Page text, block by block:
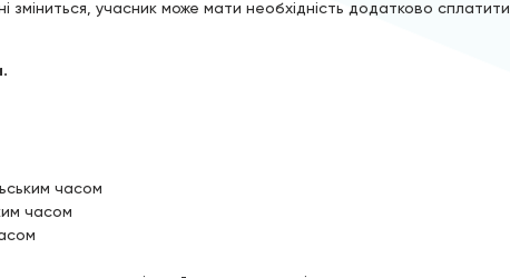
учасник може мати необхідність додатково сплатити
часом
часом